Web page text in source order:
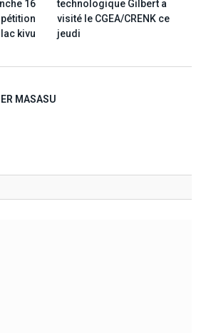
16
kivu
technologique Gilbert a
visité le CGEA/CRENK ce
jeudi
MASASU